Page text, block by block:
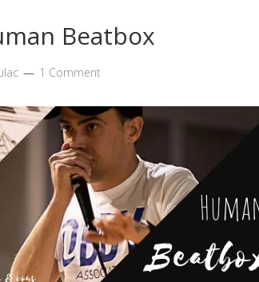
Beatbox
1 Comment